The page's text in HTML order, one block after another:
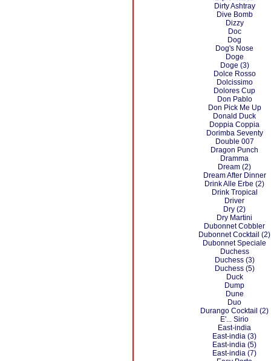
Dirty Ashtray
Dive Bomb
Dizzy
Doc
Dog
Dog's Nose
Doge
Doge (3)
Dolce Rosso
Dolcissimo
Dolores Cup
Don Pablo
Don Pick Me Up
Donald Duck
Doppia Coppia
Dorimba Seventy
Double 007
Dragon Punch
Dramma
Dream (2)
Dream After Dinner
Drink Alle Erbe (2)
Drink Tropical
Driver
Dry (2)
Dry Martini
Dubonnet Cobbler
Dubonnet Cocktail (2)
Dubonnet Speciale
Duchess
Duchess (3)
Duchess (5)
Duck
Dump
Dune
Duo
Durango Cocktail (2)
E'... Sirio
East-india
East-india (3)
East-india (5)
East-india (7)